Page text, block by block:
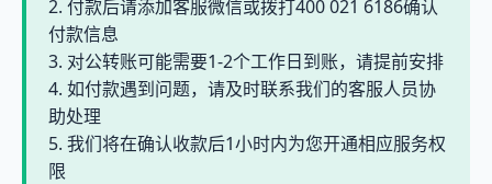
2. 付款后请添加客服微信或拨打400 021 6186确认
付款信息
3. 对公转账可能需要1-2个工作日到账，请提前安排
4. 如付款遇到问题，请及时联系我们的客服人员协
助处理
5. 我们将在确认收款后1小时内为您开通相应服务权
限